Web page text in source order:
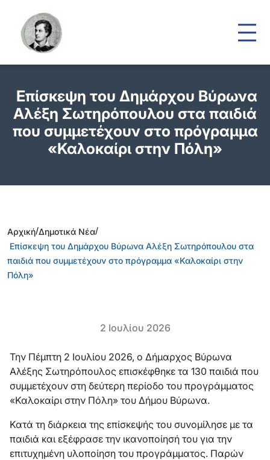
Επίσκεψη του Δημάρχου Βύρωνα
Αλέξη Σωτηρόπουλου στα παιδιά
που συμμετέχουν στο πρόγραμμα
«Καλοκαίρι στην Πόλη»
Αρχική/Δημοτικά Νέα/
Επίσκεψη του Δημάρχου Βύρωνα Αλέξη Σωτηρόπουλου στα
παιδιά που συμμετέχουν στο πρόγραμμα «Καλοκαίρι στην
Πόλη»
2 Ιουλίου 2026
Την Πέμπτη 2 Ιουλίου 2026, ο Δήμαρχος Βύρωνα
Αλέξης Σωτηρόπουλος επισκέφθηκε τα 130 παιδιά που
συμμετέχουν στη δεύτερη περίοδο του προγράμματος
«Καλοκαίρι στην Πόλη» του Δήμου Βύρωνα.
Κατά τη διάρκεια της επίσκεψής του συνομίλησε με τα
παιδιά και εξέφρασε την ικανοποίησή του για την
επιτυχημένη υλοποίηση του προγράμματος. Παρών